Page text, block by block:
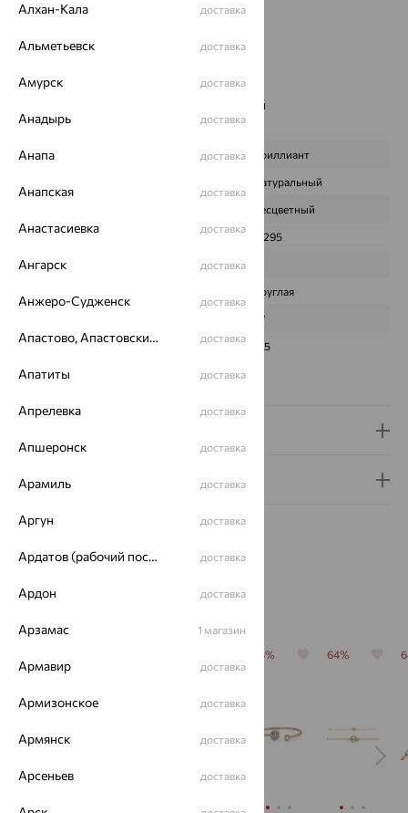
Цвет вставки:
Новинка:
Бесцветный
Характеристика вставки:
ВИД КАМНЯ Бриллиант
Натуральный
Бесцветный
ВЕС 0,295
КОЛИЧЕСТВО
Круглая
57
ЧИСТОТА 4/5
Сертификаты на камни
Гарантия и возврат
Похожие изделия
64% 64%
Алхан-Кала доставка
Альметьевск доставка
Амурск доставка
Анадырь доставка
Анапа доставка
Анапская доставка
Анастасиевка доставка
Ангарск доставка
Анжеро-Судженск доставка
Апастово, Апастовский район доставка
Апатиты доставка
Апрелевка доставка
Апшеронск доставка
Арамиль доставка
Аргун доставка
Ардатов (рабочий поселок) доставка
Ардон доставка
Арзамас 1 магазин
Армавир доставка
Армизонское доставка
Армянск доставка
Арсеньев доставка